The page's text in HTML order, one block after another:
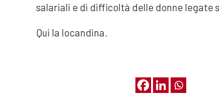
salariali e di difficoltà delle donne
Qui la locandina.